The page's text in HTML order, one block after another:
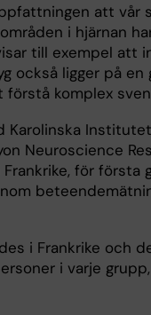
att vår
i hjärnan
till exempel att
också ligger på
förstå komplex
Karolinska
Neuroscience
för första
i Frankrike och
i varje